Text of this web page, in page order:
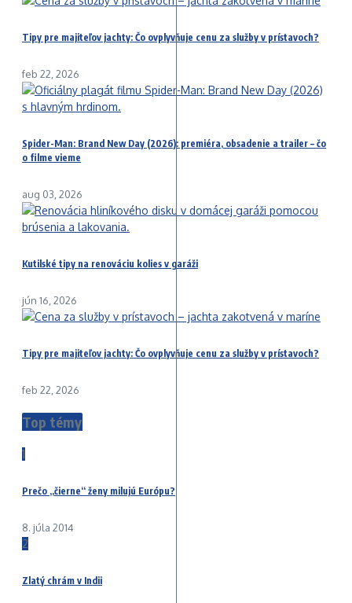
Tipy pre majiteľov jachty: Čo ovplyvňuje cenu za služby v prístavoch?
feb 22, 2026
Spider-Man: Brand New Day (2026): premiéra, obsadenie a trailer – čo
o filme vieme
aug 03, 2026
Kutilské tipy na renováciu kolies v garáži
jún 16, 2026
Tipy pre majiteľov jachty: Čo ovplyvňuje cenu za služby v prístavoch?
feb 22, 2026
Top témy
1
Prečo „čierne“ ženy milujú Európu?
8. júla 2014
2
Zlatý chrám v Indii